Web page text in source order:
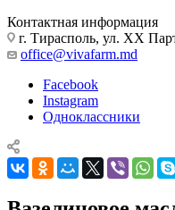
Контактная информация
г. Тирасполь, ул. ХХ
office@vivafarm.md
Facebook
Instagram
Одноклассники